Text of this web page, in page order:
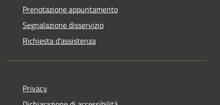
Prenotazione appuntamento
Segnalazione disservizio
Richiesta d'assistenza
Privacy